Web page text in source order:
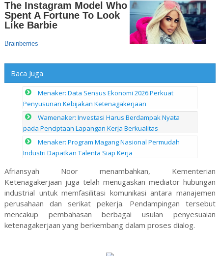
Baca Juga
Menaker: Data Sensus Ekonomi 2026 Perkuat
Penyusunan Kebijakan Ketenagakerjaan
Wamenaker: Investasi Harus Berdampak Nyata
pada Penciptaan Lapangan Kerja Berkualitas
Menaker: Program Magang Nasional Permudah
Industri Dapatkan Talenta Siap Kerja
Afriansyah Noor menambahkan, Kementerian
Ketenagakerjaan juga telah menugaskan mediator hubungan
industrial untuk memfasilitasi komunikasi antara manajemen
perusahaan dan serikat pekerja. Pendampingan tersebut
mencakup pembahasan berbagai usulan penyesuaian
ketenagakerjaan yang berkembang dalam proses dialog.